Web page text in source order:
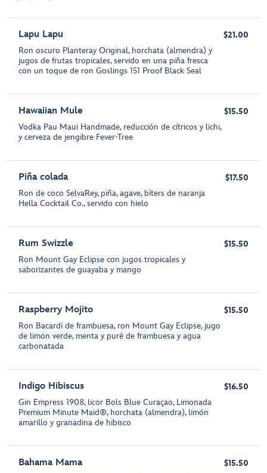
Lapu Lapu
Ron oscuro Planteray Original, horchata (almendra) y
jugos de frutas tropicales, servido en una piña fresca
con un toque de ron Goslings 151 Proof Black Seal
$21.00
Hawaiian Mule
Vodka Pau Maui Handmade, reducción de cítricos y lichi,
y cerveza de jengibre Fever-Tree
$15.50
Piña colada
Ron de coco SelvaRey, piña, agave, bíters de naranja
Hella Cocktail Co., servido con hielo
$17.50
Rum Swizzle
Ron Mount Gay Eclipse con jugos tropicales y
saborizantes de guayaba y mango
$15.50
Raspberry Mojito
Ron Bacardí de frambuesa, ron Mount Gay Eclipse, jugo
de limón verde, menta y puré de frambuesa y agua
carbonatada
$15.50
Indigo Hibiscus
Gin Empress 1908, licor Bols Blue Curaçao, Limonada
Premium Minute Maid®, horchata (almendra), limón
amarillo y granadina de hibisco
$16.50
Bahama Mama $15.50